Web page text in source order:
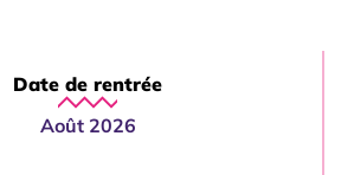
Date de rentrée
Août 2026